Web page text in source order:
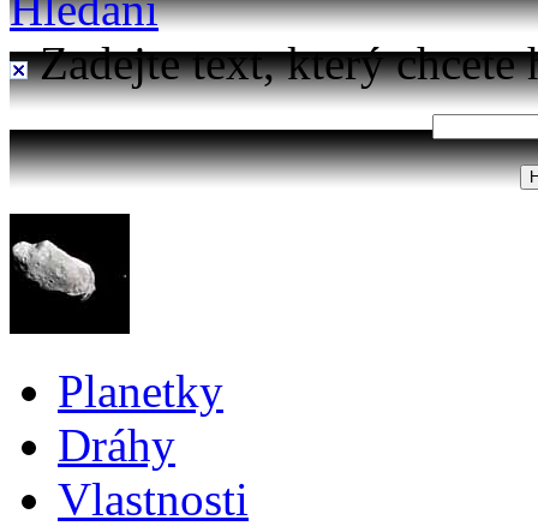
Zadejte text, který chcete
Planetky
Dráhy
Vlastnosti